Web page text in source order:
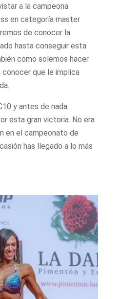
a la campeona
en categoría master
de conocer la
hasta conseguir esta
como solemos hacer
que le implica
y antes de nada
esta gran victoria. No era
en el campeonato de
has llegado a lo más